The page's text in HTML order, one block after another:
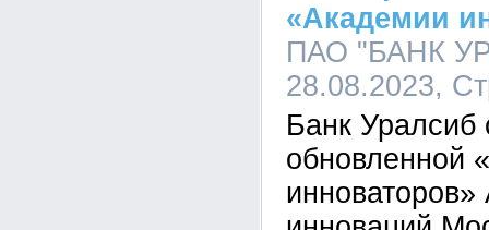
«Академии
ПАО "БАНК
28.08.2023,
Банк Уралсиб
обновленной
инноваторов»